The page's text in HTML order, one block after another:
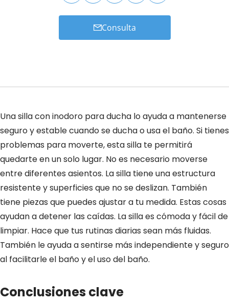
Consulta
Una silla con inodoro para ducha lo ayuda a mantenerse
seguro y estable cuando se ducha o usa el baño. Si tienes
problemas para moverte, esta silla te permitirá
quedarte en un solo lugar. No es necesario moverse
entre diferentes asientos. La silla tiene una estructura
resistente y superficies que no se deslizan. También
tiene piezas que puedes ajustar a tu medida. Estas cosas
ayudan a detener las caídas. La silla es cómoda y fácil de
limpiar. Hace que tus rutinas diarias sean más fluidas.
También le ayuda a sentirse más independiente y seguro
al facilitarle el baño y el uso del baño.
Conclusiones clave